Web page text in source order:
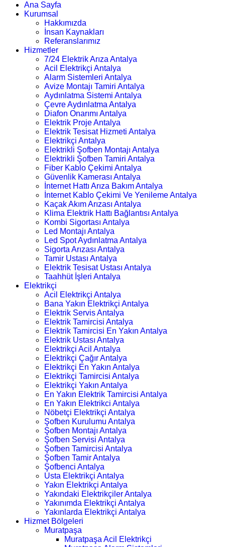
Ana Sayfa
Kurumsal
Hakkımızda
İnsan Kaynakları
Referanslarımız
Hizmetler
7/24 Elektrik Arıza Antalya
Acil Elektrikçi Antalya
Alarm Sistemleri Antalya
Avize Montajı Tamiri Antalya
Aydınlatma Sistemi Antalya
Çevre Aydınlatma Antalya
Diafon Onarımı Antalya
Elektrik Proje Antalya
Elektrik Tesisat Hizmeti Antalya
Elektrikçi Antalya
Elektrikli Şofben Montajı Antalya
Elektrikli Şofben Tamiri Antalya
Fiber Kablo Çekimi Antalya
Güvenlik Kamerası Antalya
İnternet Hattı Arıza Bakım Antalya
İnternet Kablo Çekimi Ve Yenileme Antalya
Kaçak Akım Arızası Antalya
Klima Elektrik Hattı Bağlantısı Antalya
Kombi Sigortası Antalya
Led Montajı Antalya
Led Spot Aydınlatma Antalya
Sigorta Arızası Antalya
Tamir Ustası Antalya
Elektrik Tesisat Ustası Antalya
Taahhüt İşleri Antalya
Elektrikçi
Acil Elektrikçi Antalya
Bana Yakın Elektrikçi Antalya
Elektrik Servis Antalya
Elektrik Tamircisi Antalya
Elektrik Tamircisi En Yakın Antalya
Elektrik Ustası Antalya
Elektrikçi Acil Antalya
Elektrikçi Çağır Antalya
Elektrikçi En Yakın Antalya
Elektrikçi Tamircisi Antalya
Elektrikçi Yakın Antalya
En Yakın Elektrik Tamircisi Antalya
En Yakın Elektrikci Antalya
Nöbetçi Elektrikçi Antalya
Şofben Kurulumu Antalya
Şofben Montajı Antalya
Şofben Servisi Antalya
Şofben Tamircisi Antalya
Şofben Tamir Antalya
Şofbenci Antalya
Usta Elektrikçi Antalya
Yakın Elektrikçi Antalya
Yakındaki Elektrikçiler Antalya
Yakınımda Elektrikçi Antalya
Yakınlarda Elektrikçi Antalya
Hizmet Bölgeleri
Muratpaşa
Muratpaşa Acil Elektrikçi